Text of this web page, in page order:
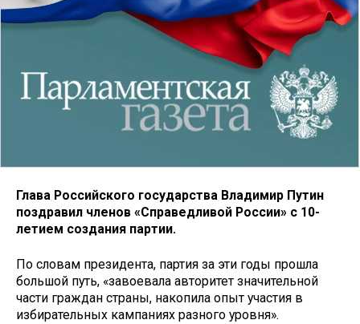
Глава Российского государства Владимир Путин
поздравил членов «Справедливой России» с 10-
летием создания партии.
По словам президента, партия за эти годы прошла
большой путь, «завоевала авторитет значительной
части граждан страны, накопила опыт участия в
избирательных кампаниях разного уровня».